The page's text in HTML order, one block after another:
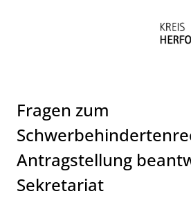
Fragen zum
Antragstellung
Sekretariat